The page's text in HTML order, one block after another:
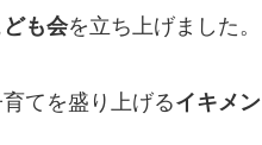
も会を立ち上げました。
てを盛り上げるイキメン